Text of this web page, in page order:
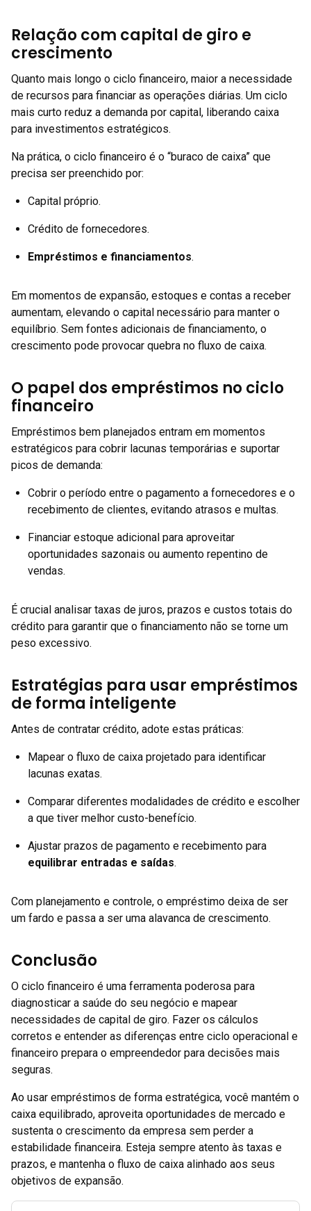
Relação com capital de giro e
crescimento
Quanto mais longo o ciclo financeiro, maior a necessidade
de recursos para financiar as operações diárias. Um ciclo
mais curto reduz a demanda por capital, liberando caixa
para investimentos estratégicos.
Na prática, o ciclo financeiro é o “buraco de caixa” que
precisa ser preenchido por:
Capital próprio.
Crédito de fornecedores.
Empréstimos e financiamentos.
Em momentos de expansão, estoques e contas a receber
aumentam, elevando o capital necessário para manter o
equilíbrio. Sem fontes adicionais de financiamento, o
crescimento pode provocar quebra no fluxo de caixa.
O papel dos empréstimos no ciclo
financeiro
Empréstimos bem planejados entram em momentos
estratégicos para cobrir lacunas temporárias e suportar
picos de demanda:
Cobrir o período entre o pagamento a fornecedores e o
recebimento de clientes, evitando atrasos e multas.
Financiar estoque adicional para aproveitar
oportunidades sazonais ou aumento repentino de
vendas.
É crucial analisar taxas de juros, prazos e custos totais do
crédito para garantir que o financiamento não se torne um
peso excessivo.
Estratégias para usar empréstimos
de forma inteligente
Antes de contratar crédito, adote estas práticas:
Mapear o fluxo de caixa projetado para identificar
lacunas exatas.
Comparar diferentes modalidades de crédito e escolher
a que tiver melhor custo-benefício.
Ajustar prazos de pagamento e recebimento para
equilibrar entradas e saídas.
Com planejamento e controle, o empréstimo deixa de ser
um fardo e passa a ser uma alavanca de crescimento.
Conclusão
O ciclo financeiro é uma ferramenta poderosa para
diagnosticar a saúde do seu negócio e mapear
necessidades de capital de giro. Fazer os cálculos
corretos e entender as diferenças entre ciclo operacional e
financeiro prepara o empreendedor para decisões mais
seguras.
Ao usar empréstimos de forma estratégica, você mantém o
caixa equilibrado, aproveita oportunidades de mercado e
sustenta o crescimento da empresa sem perder a
estabilidade financeira. Esteja sempre atento às taxas e
prazos, e mantenha o fluxo de caixa alinhado aos seus
objetivos de expansão.